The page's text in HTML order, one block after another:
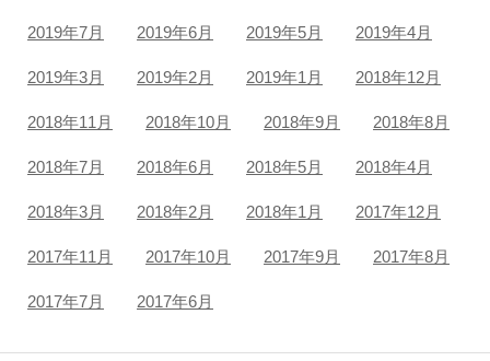
2019年7月 2019年6月 2019年5月 2019年4月
2019年3月 2019年2月 2019年1月 2018年12月
2018年11月 2018年10月 2018年9月 2018年8月
2018年7月 2018年6月 2018年5月 2018年4月
2018年3月 2018年2月 2018年1月 2017年12月
2017年11月 2017年10月 2017年9月 2017年8月
2017年7月 2017年6月